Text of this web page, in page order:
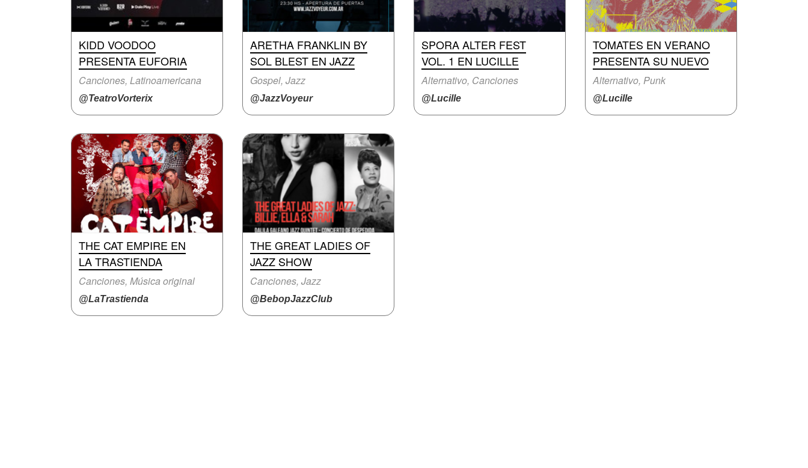
KIDD VOODOO
PRESENTA EUFORIA
Canciones, Latinoamericana
@TeatroVorterix
ARETHA FRANKLIN BY
SOL BLEST EN JAZZ
Gospel, Jazz
@JazzVoyeur
SPORA ALTER FEST
VOL. 1 EN LUCILLE
Alternativo, Canciones
@Lucille
TOMATES EN VERANO
PRESENTA SU NUEVO
Alternativo, Punk
@Lucille
THE CAT EMPIRE EN
LA TRASTIENDA
Canciones, Música original
@LaTrastienda
THE GREAT LADIES OF
JAZZ SHOW
Canciones, Jazz
@BebopJazzClub